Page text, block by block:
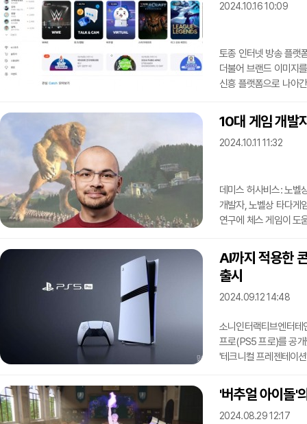
향상된 퀄컴 헥사곤
2024.10.16 10:09
토종 인터넷 방송 플랫
더불어 브랜드 이미지
신흥 플랫폼으로 나아
'채널'로 바뀌었다. 카
개편이 이뤄졌다.이는
이듬해인 2006년 3월
10대 게임 개발
2024.10.11 11:32
데미스 허사비스: 노벨
개발자, 노벨상 타다게
연구에 체스 게임이 도
기사 제목들이다.스웨
인정해 미국의 생화학
점퍼 이사를 노벨 화학
'알파폴드'를 개발,
AI까지 적용한
출시
2024.09.12 14:48
소니인터랙티브엔터테
프로(PS5 프로)를 공개했다. 소니IE는 11일(현지시간) 자사 공식
'테크니컬 프레젠테이
특징으로 한다. 업그레이드된 GPU는 현행 PS5보다 67% 더 많은 컴퓨팅 유닛과 28% 더
빠른 메모리를 갖췄다
향상시켜 그래픽 처리
'버추얼 아이돌'
2024.08.29 12:17